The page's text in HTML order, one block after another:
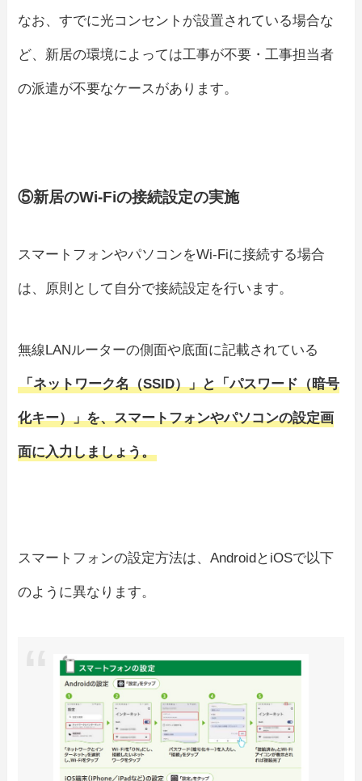
なお、すでに光コンセントが設置されている場合な
ど、新居の環境によっては工事が不要・工事担当者
の派遣が不要なケースがあります。
⑤新居のWi-Fiの接続設定の実施
スマートフォンやパソコンをWi-Fiに接続する場合
は、原則として自分で接続設定を行います。
無線LANルーターの側面や底面に記載されている
「ネットワーク名（SSID）」と「パスワード（暗号
化キー）」を、スマートフォンやパソコンの設定画
面に入力しましょう。
スマートフォンの設定方法は、AndroidとiOSで以下
のように異なります。